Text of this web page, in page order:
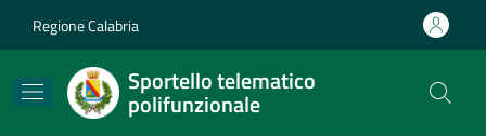
Regione Calabria
Sportello telematico
polifunzionale